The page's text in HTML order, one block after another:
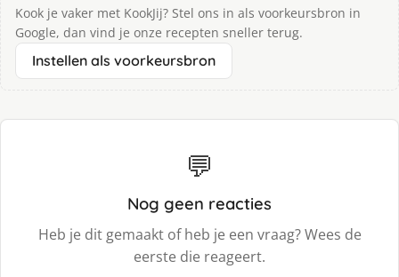
Kook je vaker met KookJij? Stel ons in als voorkeursbron in
Google, dan vind je onze recepten sneller terug.
Instellen als voorkeursbron
💬
Nog geen reacties
Heb je dit gemaakt of heb je een vraag? Wees de
eerste die reageert.